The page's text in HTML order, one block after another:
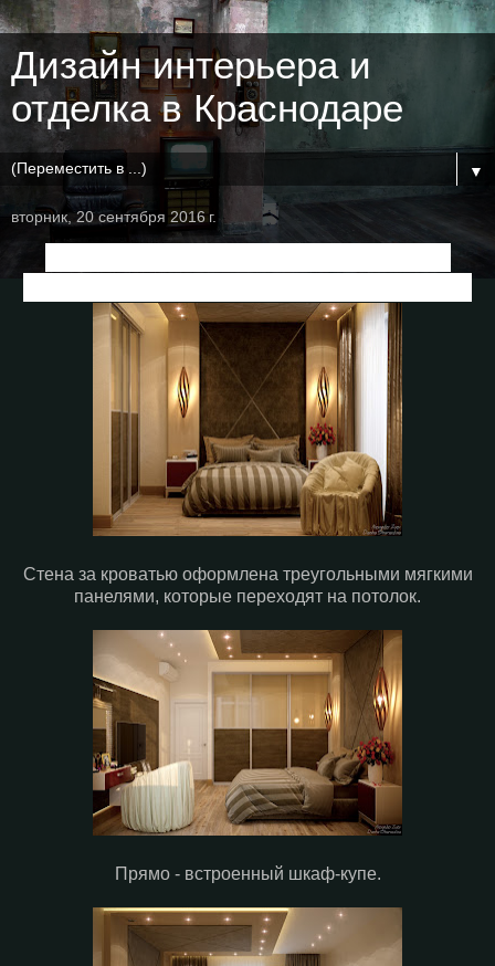
Дизайн интерьера и
отделка в Краснодаре
▼
вторник, 20 сентября 2016 г.
Стена за кроватью оформлена треугольными мягкими
панелями, которые переходят на потолок.
Прямо - встроенный шкаф-купе.